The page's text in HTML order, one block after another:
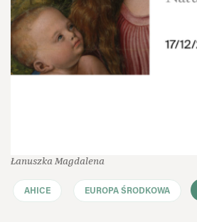
Łanuszka Magdalena
AHICE EUROPA ŚRODKOWA